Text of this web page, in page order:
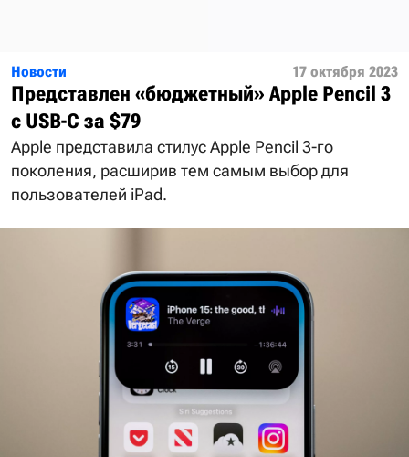
Новости 17 октября 2023
Представлен «бюджетный» Apple Pencil 3
с USB-C за $79
Apple представила стилус Apple Pencil 3-го
поколения, расширив тем самым выбор для
пользователей iPad.